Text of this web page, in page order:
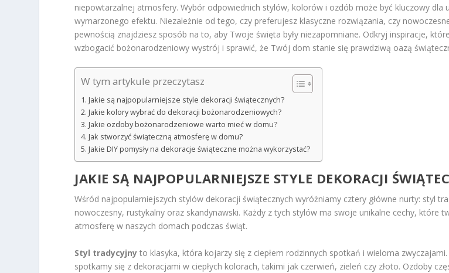
niepowtarzalnej atmosfery. Wybór odpowiednich stylów, kolorów i ozdób może być kluczowy dla
wymarzonego efektu. Niezależnie od tego, czy preferujesz klasyczne rozwiązania, czy
pewnością znajdziesz sposób na to, aby Twoje święta były niezapomniane. Odkryj inspiracje,
wzbogacić bożonarodzeniowy wystrój i sprawić, że Twój dom stanie się prawdziwą oazą
W tym artykule przeczytasz
Jakie są najpopularniejsze style dekoracji świątecznych?
Jakie kolory wybrać do dekoracji bożonarodzeniowych?
Jakie ozdoby bożonarodzeniowe warto mieć w domu?
Jak stworzyć świąteczną atmosferę w domu?
Jakie DIY pomysły na dekoracje świąteczne można wykorzystać?
JAKIE SĄ NAJPOPULARNIEJSZE STYLE DEKORACJI
Wśród najpopularniejszych stylów dekoracji świątecznych wyróżniamy cztery główne nurty: styl
nowoczesny, rustykalny oraz skandynawski. Każdy z tych stylów ma swoje unikalne cechy, które
atmosferę w naszych domach podczas świąt.
Styl tradycyjny to klasyka, która kojarzy się z ciepłem rodzinnych spotkań i wieloma
spotkamy się z dekoracjami w ciepłych kolorach, takimi jak czerwień, zieleń czy złoto. Ozdoby